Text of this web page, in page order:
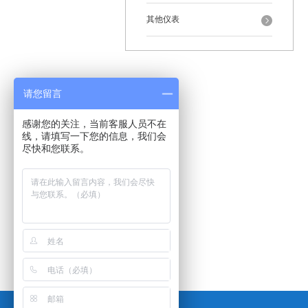
其他仪表
请您留言
感谢您的关注，当前客服人员不在
线，请填写一下您的信息，我们会
尽快和您联系。